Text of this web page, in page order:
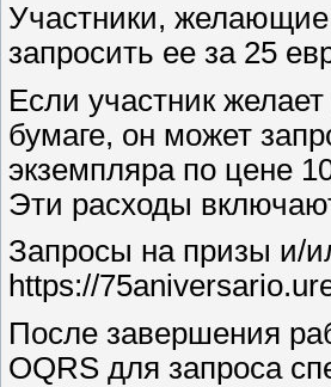
Участники,
запросить ее за 25
Если участник
бумаге, он может
экземпляра по цене
Эти расходы
Запросы на призы и/
https://
После завершения
OQRS для запроса